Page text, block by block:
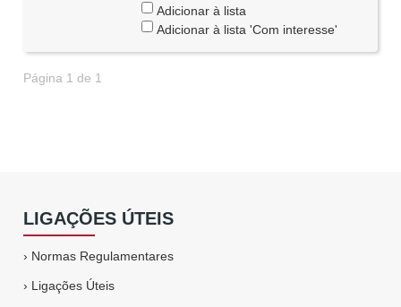
Adicionar à lista
Adicionar à lista 'Com interesse'
Página 1 de 1
LIGAÇÕES ÚTEIS
› Normas Regulamentares
› Ligações Úteis